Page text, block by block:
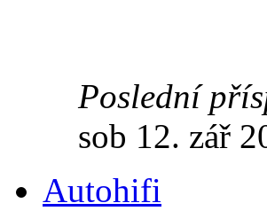
Poslední
sob 12. zář
Autohifi